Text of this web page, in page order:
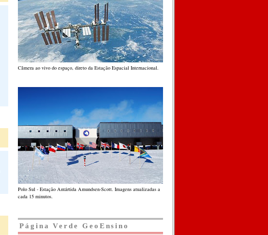
Câmera ao vivo do espaço, direto da Estação Espacial Internacional.
Polo Sul - Estação Antártida Amundsen-Scott. Imagens atualizadas a
cada 15 minutos.
Página Verde GeoEnsino